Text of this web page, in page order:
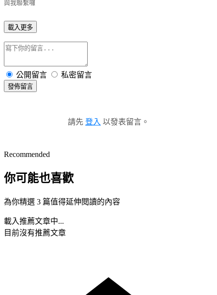
與我聯繫囉
載入更多
公開留言 私密留言
發佈留言
請先 登入 以發表留言。
Recommended
你可能也喜歡
為你精選 3 篇值得延伸閱讀的內容
載入推薦文章中...
目前沒有推薦文章